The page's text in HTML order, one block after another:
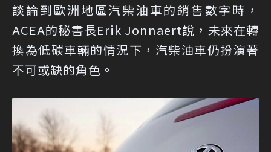
談論到歐洲地區汽柴油車的銷售數字時，
ACEA的秘書長Erik Jonnaert說，未來在轉
換為低碳車輛的情況下，汽柴油車仍扮演著
不可或缺的角色。